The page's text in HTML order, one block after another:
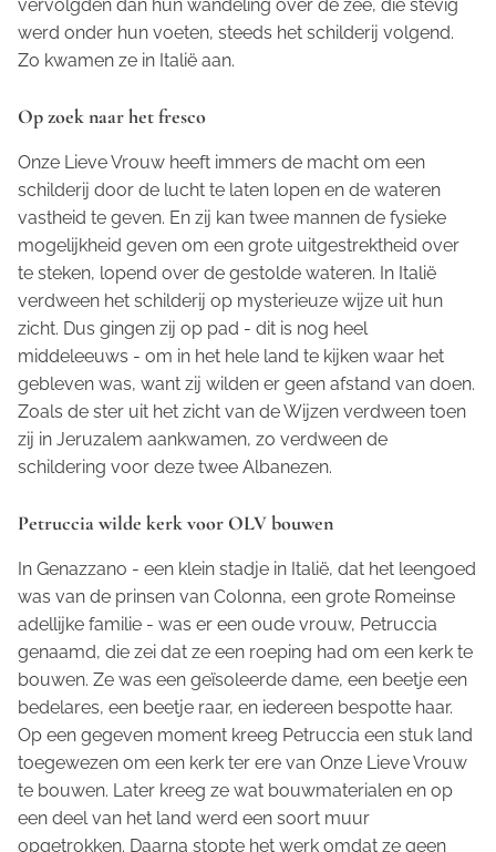
vervolgden dan hun wandeling over de zee, die stevig
werd onder hun voeten, steeds het schilderij volgend.
Zo kwamen ze in Italië aan.
Op zoek naar het fresco
Onze Lieve Vrouw heeft immers de macht om een
schilderij door de lucht te laten lopen en de wateren
vastheid te geven. En zij kan twee mannen de fysieke
mogelijkheid geven om een grote uitgestrektheid over
te steken, lopend over de gestolde wateren. In Italië
verdween het schilderij op mysterieuze wijze uit hun
zicht. Dus gingen zij op pad - dit is nog heel
middeleeuws - om in het hele land te kijken waar het
gebleven was, want zij wilden er geen afstand van doen.
Zoals de ster uit het zicht van de Wijzen verdween toen
zij in Jeruzalem aankwamen, zo verdween de
schildering voor deze twee Albanezen.
Petruccia wilde kerk voor OLV bouwen
In Genazzano - een klein stadje in Italië, dat het leengoed
was van de prinsen van Colonna, een grote Romeinse
adellijke familie - was er een oude vrouw, Petruccia
genaamd, die zei dat ze een roeping had om een kerk te
bouwen. Ze was een geïsoleerde dame, een beetje een
bedelares, een beetje raar, en iedereen bespotte haar.
Op een gegeven moment kreeg Petruccia een stuk land
toegewezen om een kerk ter ere van Onze Lieve Vrouw
te bouwen. Later kreeg ze wat bouwmaterialen en op
een deel van het land werd een soort muur
opgetrokken. Daarna stopte het werk omdat ze geen